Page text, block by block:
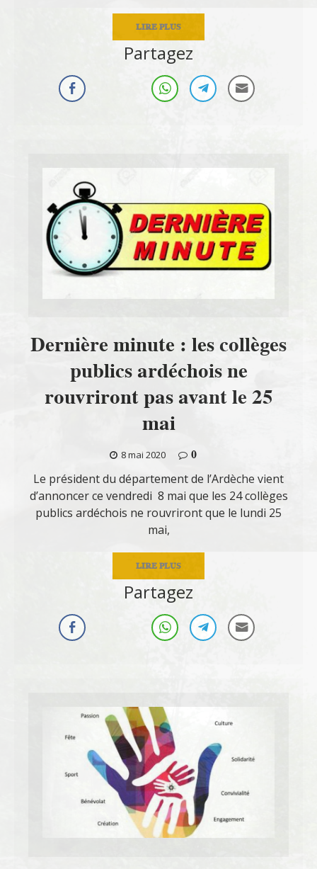
LIRE PLUS
Partagez
Dernière minute : les collèges
publics ardéchois ne
rouvriront pas avant le 25
mai
8 mai 2020
0
Le président du département de l’Ardèche vient
d’annoncer ce vendredi 8 mai que les 24 collèges
publics ardéchois ne rouvriront que le lundi 25
mai,
LIRE PLUS
Partagez